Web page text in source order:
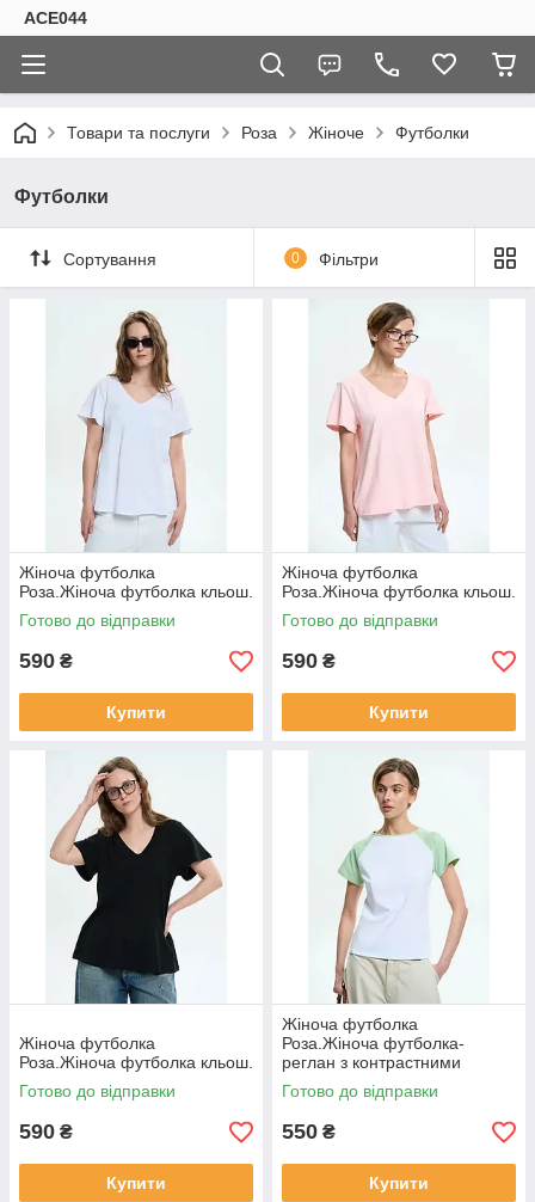
ACE044
Товари та послуги Роза Жіноче Футболки
Футболки
Сортування 0 Фільтри
Жіноча футболка
Роза.Жіноча футболка кльош.
Готово до відправки
590 ₴
Купити
Жіноча футболка
Роза.Жіноча футболка кльош.
Готово до відправки
590 ₴
Купити
Жіноча футболка
Роза.Жіноча футболка кльош.
Готово до відправки
590 ₴
Купити
Жіноча футболка
Роза.Жіноча футболка-
реглан з контрастними
рукавами .
Готово до відправки
550 ₴
Купити